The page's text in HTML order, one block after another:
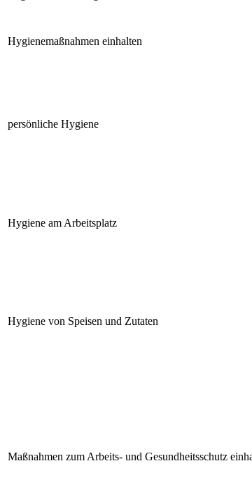
Hygienemaßnahmen einhalten
persönliche Hygiene
Hygiene am Arbeitsplatz
Hygiene von Speisen und Zutaten
Maßnahmen zum Arbeits- und Gesundheitsschutz